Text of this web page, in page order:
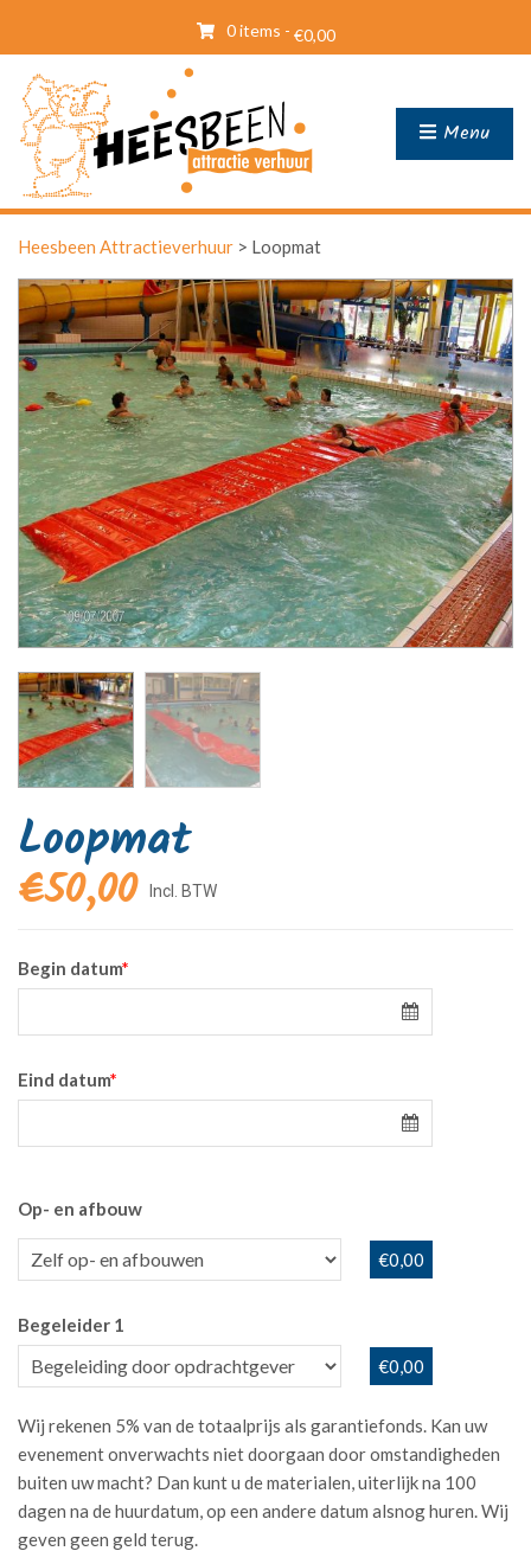
0 items - €0,00
Menu
Heesbeen Attractieverhuur > Loopmat
Loopmat
€50,00
Begin datum*
Eind datum*
Op- en afbouw
€0,00
Begeleider 1
€0,00
Wij rekenen 5% van de totaalprijs als garantiefonds. Kan uw
evenement onverwachts niet doorgaan door omstandigheden
buiten uw macht? Dan kunt u de materialen, uiterlijk na 100
dagen na de huurdatum, op een andere datum alsnog huren. Wij
geven geen geld terug.